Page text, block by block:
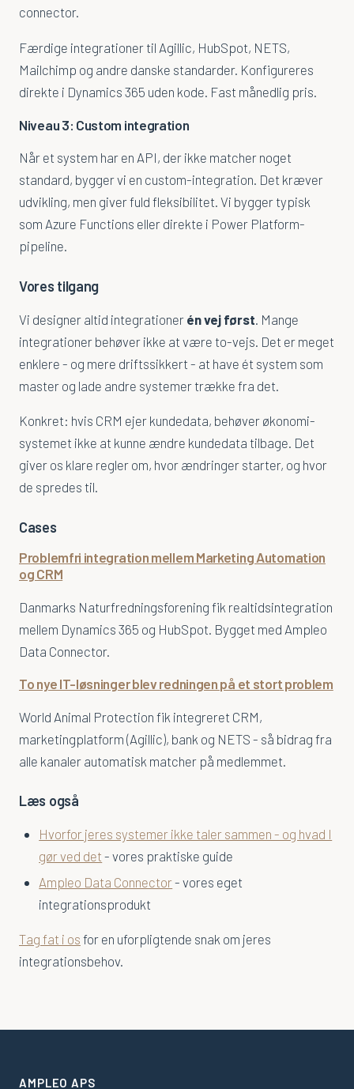
connector.
Færdige integrationer til Agillic, HubSpot, NETS,
Mailchimp og andre danske standarder. Konfigureres
direkte i Dynamics 365 uden kode. Fast månedlig pris.
Niveau 3: Custom integration
Når et system har en API, der ikke matcher noget
standard, bygger vi en custom-integration. Det kræver
udvikling, men giver fuld fleksibilitet. Vi bygger typisk
som Azure Functions eller direkte i Power Platform-
pipeline.
Vores tilgang
Vi designer altid integrationer én vej først . Mange
integrationer behøver ikke at være to-vejs. Det er meget
enklere - og mere driftssikkert - at have ét system som
master og lade andre systemer trække fra det.
Konkret: hvis CRM ejer kundedata, behøver økonomi-
systemet ikke at kunne ændre kundedata tilbage. Det
giver os klare regler om, hvor ændringer starter, og hvor
de spredes til.
Cases
Problemfri integration mellem Marketing Automation
og CRM
Danmarks Naturfredningsforening fik realtidsintegration
mellem Dynamics 365 og HubSpot. Bygget med Ampleo
Data Connector.
To nye IT-løsninger blev redningen på et stort problem
World Animal Protection fik integreret CRM,
marketingplatform (Agillic), bank og NETS - så bidrag fra
alle kanaler automatisk matcher på medlemmet.
Læs også
Hvorfor jeres systemer ikke taler sammen - og hvad I
gør ved det - vores praktiske guide
Ampleo Data Connector- vores eget
integrationsprodukt
Tag fat i os for en uforpligtende snak om jeres
integrationsbehov.
AMPLEO APS